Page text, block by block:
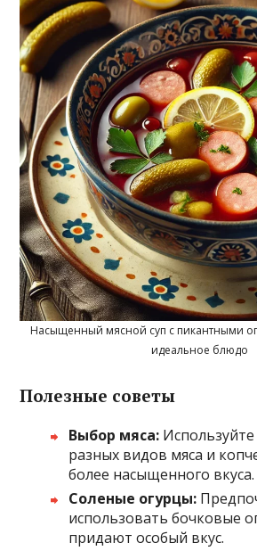
Насыщенный мясной суп с пикантными
идеальное блюдо
Полезные советы
Выбор мяса:
разных видов мяса и
более насыщенного вкуса.
Соленые огурцы:
использовать бочковые
придают особый вкус.